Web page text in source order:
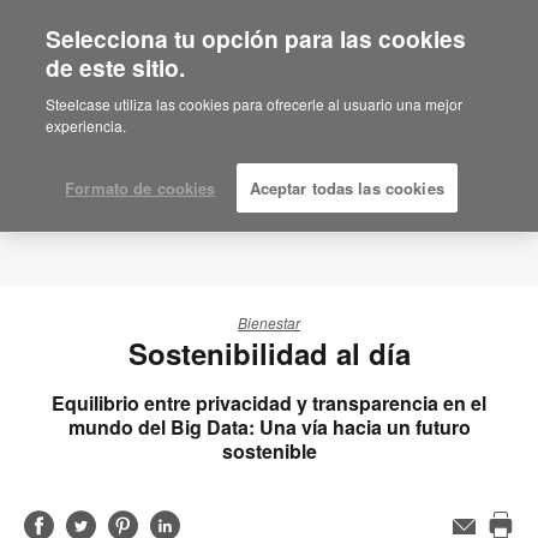
Bienestar
Sostenibilidad al día
Equilibrio entre privacidad y transparencia en el
mundo del Big Data: Una vía hacia un futuro
sostenible
Compartir
Compartir
Compartir
Compartir
Email
Selecciona tu opción para las cookies
de este sitio.
Steelcase utiliza las cookies para ofrecerle al usuario una mejor
experiencia.
Formato de cookies Aceptar todas las cookies